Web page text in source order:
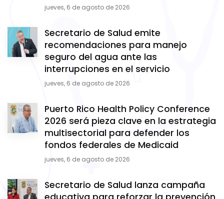
jueves, 6 de agosto de 2026
Secretario de Salud emite
recomendaciones para manejo
seguro del agua ante las
interrupciones en el servicio
jueves, 6 de agosto de 2026
Puerto Rico Health Policy Conference
2026 será pieza clave en la estrategia
multisectorial para defender los
fondos federales de Medicaid
jueves, 6 de agosto de 2026
Secretario de Salud lanza campaña